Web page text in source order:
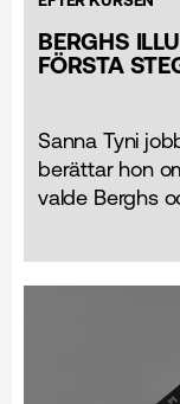
BERGHS
FÖRSTA
Sanna Tyni
berättar hon
valde Berghs